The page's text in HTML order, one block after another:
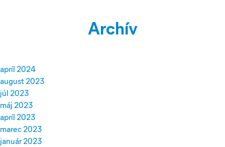
Archív
apríl 2024
august 2023
júl 2023
máj 2023
apríl 2023
marec 2023
január 2023